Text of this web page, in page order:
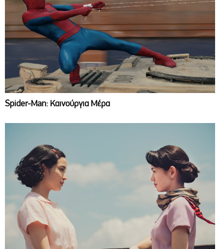
Spider-Man: Καινούργια Μέρα